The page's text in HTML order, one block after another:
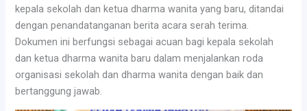
kepala sekolah dan ketua dharma wanita yang baru, ditandai
dengan penandatanganan berita acara serah terima.
Dokumen ini berfungsi sebagai acuan bagi kepala sekolah
dan ketua dharma wanita baru dalam menjalankan roda
organisasi sekolah dan dharma wanita dengan baik dan
bertanggung jawab.